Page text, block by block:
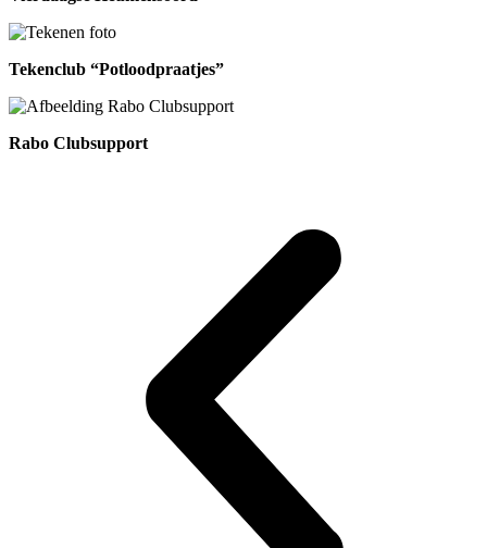
Tekenclub “Potloodpraatjes”
Rabo Clubsupport